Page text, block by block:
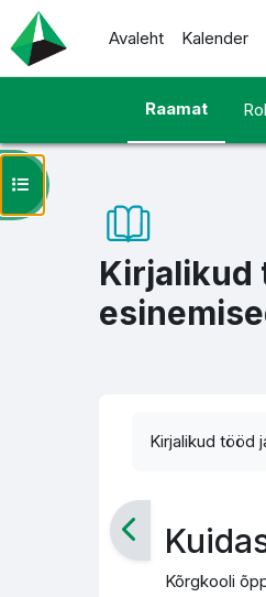
Jäta vahele peasisuni
Avaleht
Kalender
Raamat
Kirjalikud
Ava kursuse sisukord
Kirjalikud tööd
Kõrgkooli